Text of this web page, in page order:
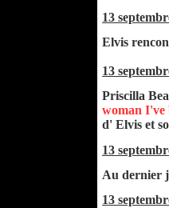
13
Elvis
13
Priscilla
woman I've
d' Elvis et
13
Au dernier
13